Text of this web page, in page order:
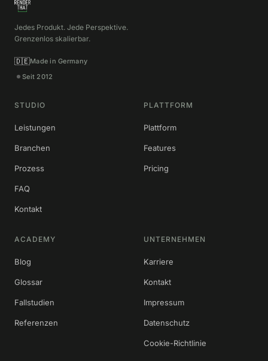
Jedes Produkt. Jede Perspektive.
Grenzenlos skalierbar.
🇩🇪Made in Germany
Seit 2012
STUDIO
Leistungen
Branchen
Prozess
FAQ
Kontakt
PLATTFORM
Plattform
Features
Pricing
ACADEMY
Blog
Glossar
Fallstudien
Referenzen
UNTERNEHMEN
Karriere
Kontakt
Impressum
Datenschutz
Cookie-Richtlinie